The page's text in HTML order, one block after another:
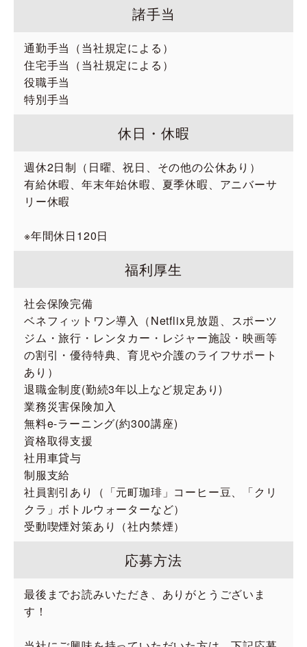
諸手当
通勤手当（当社規定による）
住宅手当（当社規定による）
役職手当
特別手当
休日・休暇
週休2日制（日曜、祝日、その他の公休あり）
有給休暇、年末年始休暇、夏季休暇、アニバーサ
リー休暇
※年間休日120日
福利厚生
社会保険完備
ベネフィットワン導入（Netflix見放題、スポーツ
ジム・旅行・レンタカー・レジャー施設・映画等
の割引・優待特典、育児や介護のライフサポート
あり）
退職金制度(勤続3年以上など規定あり)
業務災害保険加入
無料e-ラーニング(約300講座)
資格取得支援
社用車貸与
制服支給
社員割引あり（「元町珈琲」コーヒー豆、「クリ
クラ」ボトルウォーターなど）
受動喫煙対策あり（社内禁煙）
応募方法
最後までお読みいただき、ありがとうございま
す！